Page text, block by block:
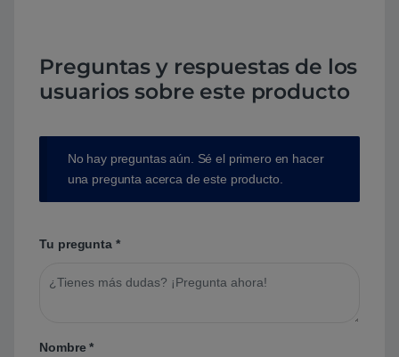
Preguntas y respuestas de los
usuarios sobre este producto
No hay preguntas aún. Sé el primero en hacer
una pregunta acerca de este producto.
Tu pregunta *
Nombre*